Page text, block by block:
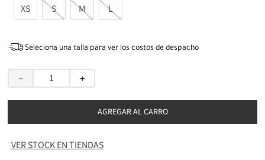
XS S M L
Seleciona una talla para ver los costos de despacho
＋
－
AGREGAR AL CARRO
VER STOCK EN TIENDAS